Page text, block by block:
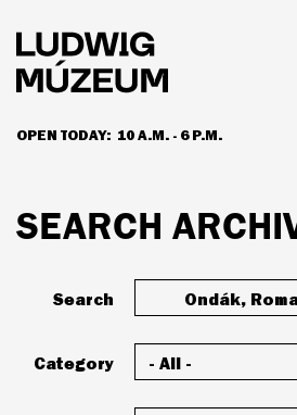
main
content
OPEN TODAY: 10 A.M. - 6 P.M.
HOURS & ADMISSION
SEARCH
Search
Category